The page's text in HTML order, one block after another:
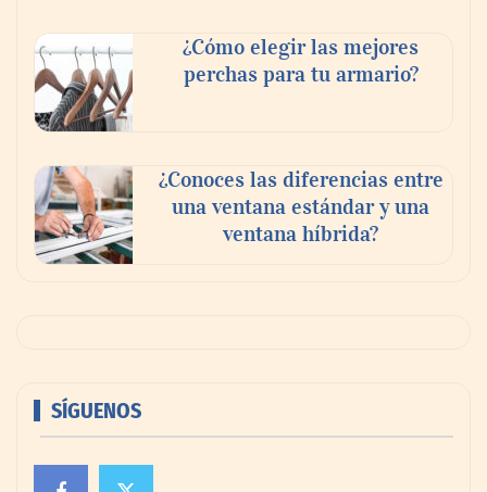
¿Cómo elegir las mejores
perchas para tu armario?
¿Conoces las diferencias entre
una ventana estándar y una
ventana híbrida?
SÍGUENOS